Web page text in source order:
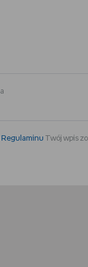
Regulaminu Twój wpis